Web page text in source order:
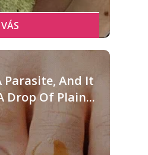
Parasite, And It
Drop Of Plain...